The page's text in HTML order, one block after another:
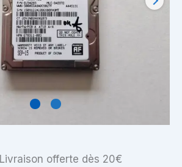
Livraison offerte dès 20€